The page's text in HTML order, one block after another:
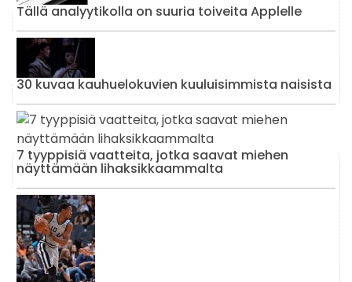
Tällä analyytikolla on suuria toiveita Applelle
30 kuvaa kauhuelokuvien kuuluisimmista naisista
7 tyyppisiä vaatteita, jotka saavat miehen
näyttämään lihaksikkaammalta